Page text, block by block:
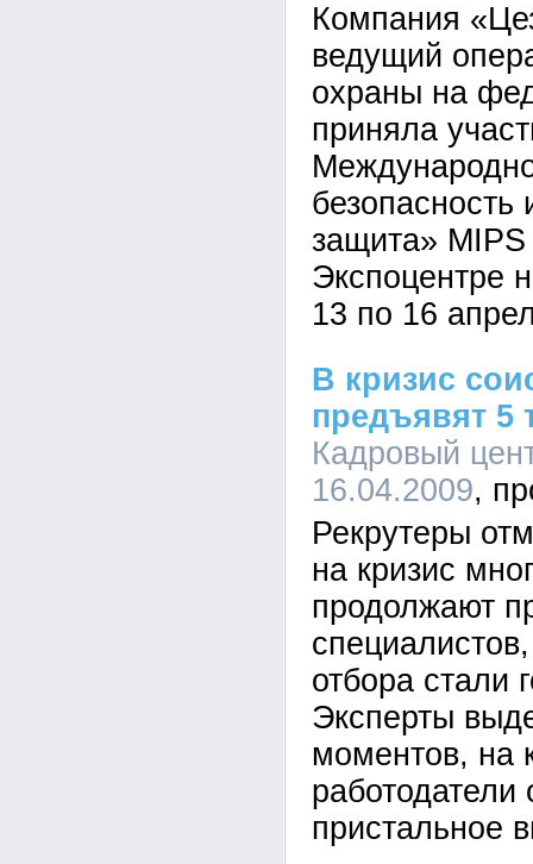
Компания
ведущий
охраны на
приняла
безопасность
защита»
Экспоцентре
13 по 16
В кризис
предъявят 5
Кадровый
16.04.2009
Рекрутеры
на кризис
продолжают
отбора стали
Эксперты
моментов, на
пристальное